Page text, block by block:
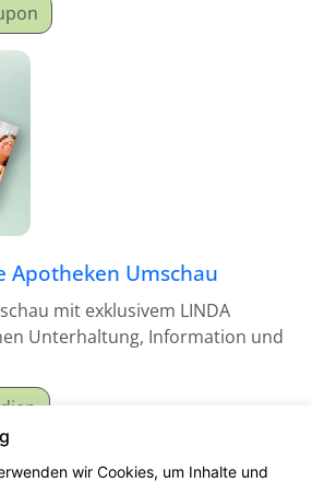
Apotheken Umschau
mit exklusivem LINDA
Unterhaltung, Information und
wir Cookies, um Inhalte und